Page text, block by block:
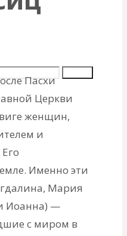
Пасхи
Церкви
женщин,
и
Именно эти
Мария
Иоанна) —
с миром в